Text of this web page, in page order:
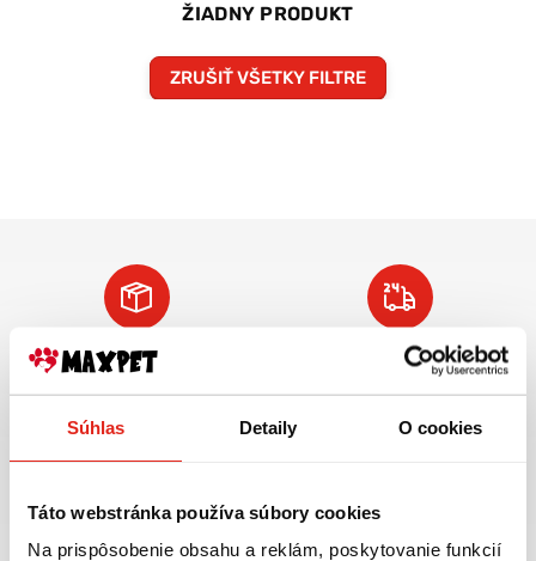
Súhlas Detaily O cookies
Táto webstránka používa súbory cookies
Na prispôsobenie obsahu a reklám, poskytovanie funkcií
ŽIADNY PRODUKT
ZRUŠIŤ VŠETKY FILTRE
Doprava ZADARMO
pre objednávky
VIAC INFO
Tovar NA SKLADE
expedujeme do 24
VIAC INFO